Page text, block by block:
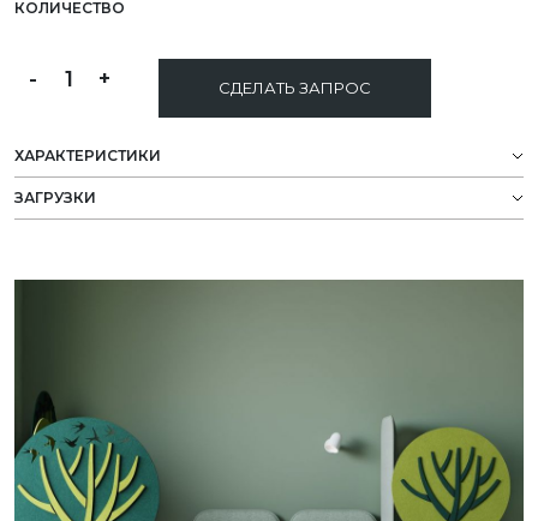
КОЛИЧЕСТВО
- 1 + СДЕЛАТЬ ЗАПРОС
ХАРАКТЕРИСТИКИ
ЗАГРУЗКИ